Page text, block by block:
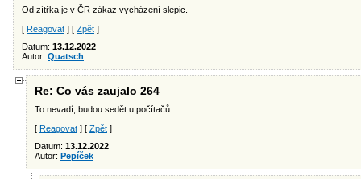
Od zítřka je v ČR zákaz vycházení slepic.
[ Reagovat ] [ Zpět ]
Datum: 13.12.2022
Autor: Quatsch
Re: Co vás zaujalo 264
To nevadí, budou sedět u počítačů.
[ Reagovat ] [ Zpět ]
Datum: 13.12.2022
Autor: Pepíček